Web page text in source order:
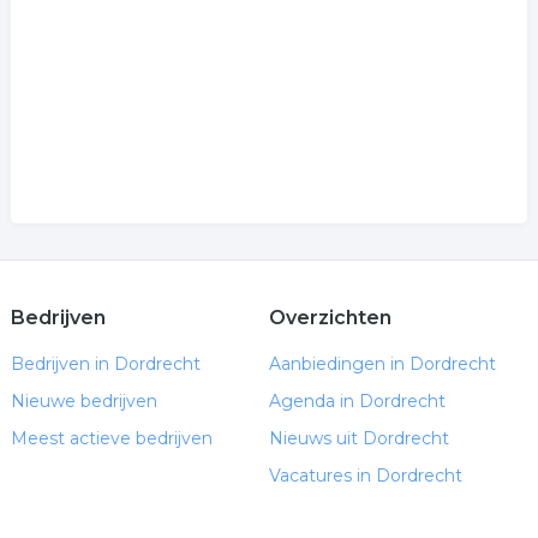
Bedrijven
Bedrijven in Dordrecht
Nieuwe bedrijven
Meest actieve bedrijven
Overzichten
Aanbiedingen in Dordrecht
Agenda in Dordrecht
Nieuws uit Dordrecht
Vacatures in Dordrecht